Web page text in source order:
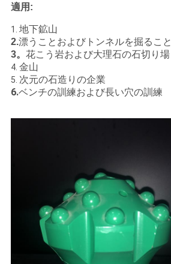
適用:
1. 地下鉱山
2.漂うことおよびトンネルを掘ること
3。 花こう岩および大理石の石切り場
4. 金山
5. 次元の石造りの企業
6.ベンチの訓練および長い穴の訓練